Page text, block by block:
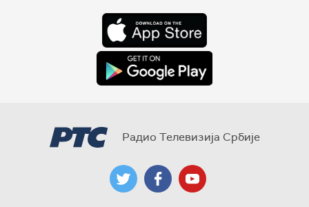
Радио Телевизија Србије